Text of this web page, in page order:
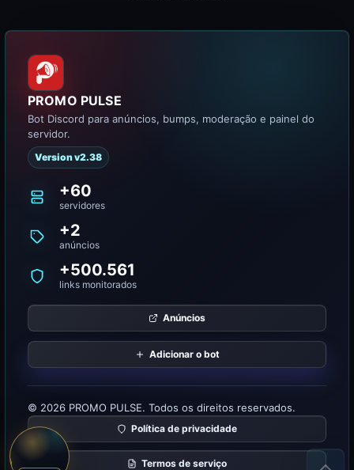
PROMO PULSE
Bot Discord para anúncios, bumps, moderação e painel do
servidor.
Version v2.38
+60
servidores
+2
anúncios
+500.561
links monitorados
Anúncios
Adicionar o bot
© 2026 PROMO PULSE. Todos os direitos reservados.
Política de privacidade
Termos de serviço